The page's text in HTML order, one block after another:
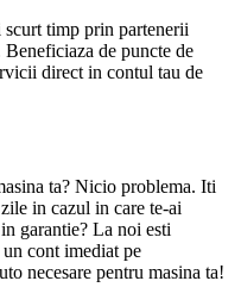
scurt timp prin partenerii
de puncte de
direct in contul tau de
ta? Nicio problema. Iti
in cazul in care te-ai
garantie? La noi esti
cont imediat pe
necesare pentru masina ta!